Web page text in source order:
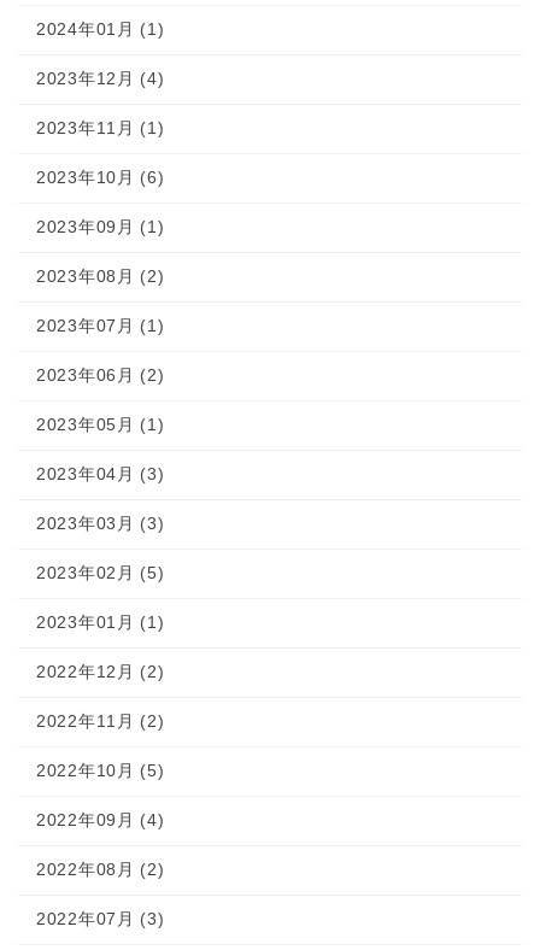
2024年01月 (1)
2023年12月 (4)
2023年11月 (1)
2023年10月 (6)
2023年09月 (1)
2023年08月 (2)
2023年07月 (1)
2023年06月 (2)
2023年05月 (1)
2023年04月 (3)
2023年03月 (3)
2023年02月 (5)
2023年01月 (1)
2022年12月 (2)
2022年11月 (2)
2022年10月 (5)
2022年09月 (4)
2022年08月 (2)
2022年07月 (3)